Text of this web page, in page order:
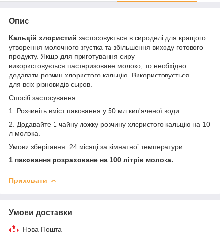
Опис
Кальцій хлористий застосовується в сироделі для кращого
утворення молочного згустка та збільшення виходу готового
продукту. Якщо для приготування сиру
використовується пастеризоване молоко, то необхідно
додавати розчин хлористого кальцію. Використовується
для всіх різновидів сыров.
Спосіб застосування:
1. Розчиніть вміст паковання у 50 мл кип'яченої води.
2. Додавайте 1 чайну ложку розчину хлористого кальцію на 10
л молока.
Умови зберігання: 24 місяці за кімнатної температури.
1 паковання розраховане на 100 літрів молока.
Приховати
Умови доставки
Нова Пошта